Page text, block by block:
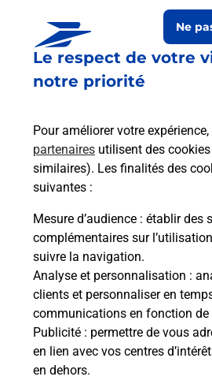
Le respect de votre
notre priorité
Pour améliorer votre
partenaires utilisent des
similaires). Les finalités des
suivantes :
Mesure d’audience : établir des
complémentaires sur
suivre la navigation.
Analyse et personnalisation :
clients et personnaliser en
communications en fonction
Publicité : permettre de vous
en lien avec vos centres
en dehors.
Ne
Boîte aux lettres La
4 Rue Des Loges
22100 Lanvallay
Le lien s'ouvre dans un nouvel onglet
Boîte aux Lettres La
Collecte du courrier
42 Rue De Rennes
22100 Lanvallay
Le lien s'ouvre dans un nouvel onglet